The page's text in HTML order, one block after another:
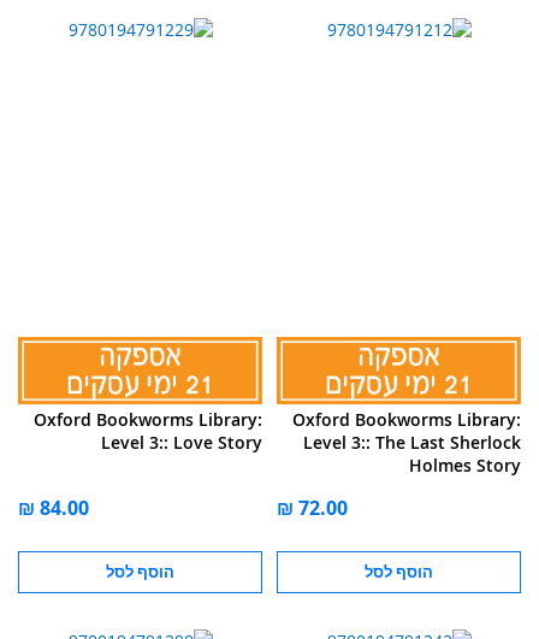
Oxford Bookworms Library:
Level 3:: The Last Sherlock
Holmes Story
הוסף לסל
Oxford Bookworms Library:
Level 3:: Love Story
הוסף לסל